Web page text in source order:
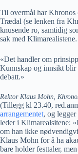
Til overmål har
Trædal (se lenken fra
knusende ro, samtidig
sak med Klimarealistene.
«Det handler om
Kunnskap og innsikt
debatt.»
Rektor Klaus Mohn,
(Tillegg kl 23.40,
arrangementet, og
leder i Klimarealsitene:
om han ikke
Klaus Mohn for å ha
bare holder festtaler,